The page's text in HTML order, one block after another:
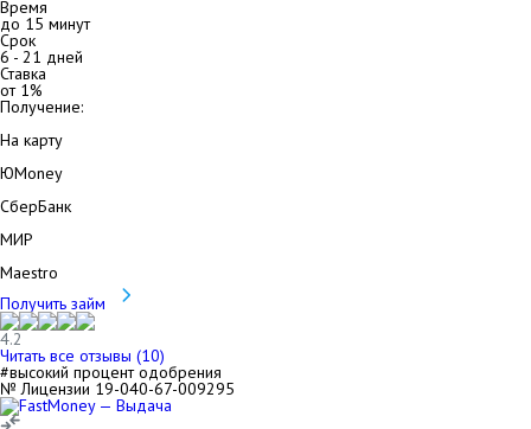
Время
до 15 минут
Срок
6- 21 дней
Ставка
от 1%
Получение:
На карту
ЮMoney
СберБанк
МИР
Maestro
Получить займ
4.2
Читать все отзывы (10)
#высокий процент одобрения
№ Лицензии 19-040-67-009295